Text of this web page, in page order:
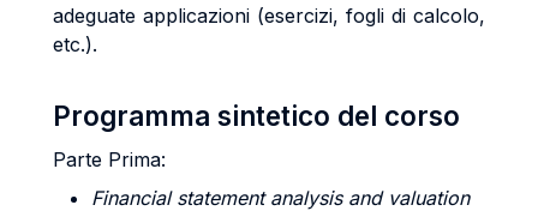
adeguate applicazioni (esercizi, fogli di calcolo,
etc.).
Programma sintetico del corso
Parte Prima:
Financial statement analysis and valuation